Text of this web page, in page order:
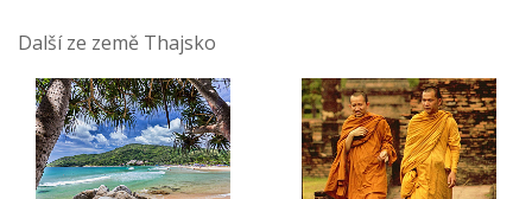
Další ze země Thajsko